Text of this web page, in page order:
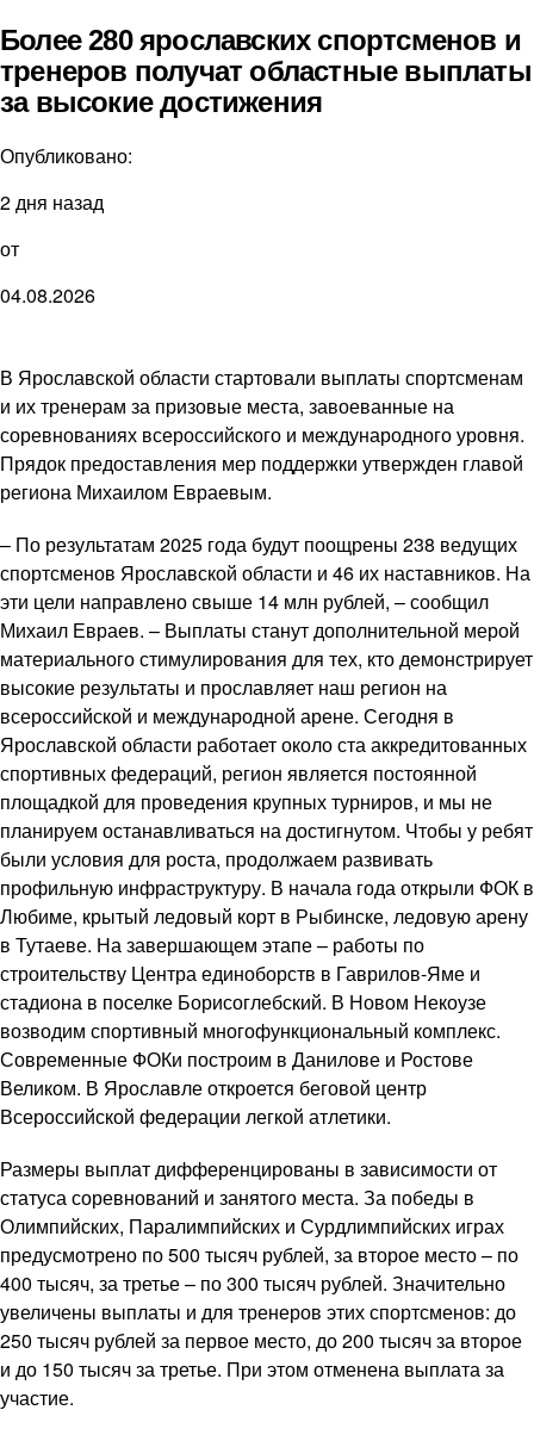
Более 280 ярославских спортсменов и
тренеров получат областные выплаты
за высокие достижения
Опубликовано:
2 дня назад
от
04.08.2026
В Ярославской области стартовали выплаты спортсменам
и их тренерам за призовые места, завоеванные на
соревнованиях всероссийского и международного уровня.
Прядок предоставления мер поддержки утвержден главой
региона Михаилом Евраевым.
– По результатам 2025 года будут поощрены 238 ведущих
спортсменов Ярославской области и 46 их наставников. На
эти цели направлено свыше 14 млн рублей, – сообщил
Михаил Евраев. – Выплаты станут дополнительной мерой
материального стимулирования для тех, кто демонстрирует
высокие результаты и прославляет наш регион на
всероссийской и международной арене. Сегодня в
Ярославской области работает около ста аккредитованных
спортивных федераций, регион является постоянной
площадкой для проведения крупных турниров, и мы не
планируем останавливаться на достигнутом. Чтобы у ребят
были условия для роста, продолжаем развивать
профильную инфраструктуру. В начала года открыли ФОК в
Любиме, крытый ледовый корт в Рыбинске, ледовую арену
в Тутаеве. На завершающем этапе – работы по
строительству Центра единоборств в Гаврилов-Яме и
стадиона в поселке Борисоглебский. В Новом Некоузе
возводим спортивный многофункциональный комплекс.
Современные ФОКи построим в Данилове и Ростове
Великом. В Ярославле откроется беговой центр
Всероссийской федерации легкой атлетики.
Размеры выплат дифференцированы в зависимости от
статуса соревнований и занятого места. За победы в
Олимпийских, Паралимпийских и Сурдлимпийских играх
предусмотрено по 500 тысяч рублей, за второе место – по
400 тысяч, за третье – по 300 тысяч рублей. Значительно
увеличены выплаты и для тренеров этих спортсменов: до
250 тысяч рублей за первое место, до 200 тысяч за второе
и до 150 тысяч за третье. При этом отменена выплата за
участие.